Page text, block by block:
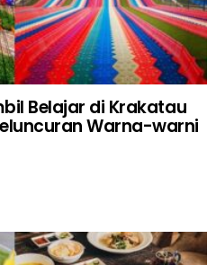
Belajar di Krakatau
Warna-warni